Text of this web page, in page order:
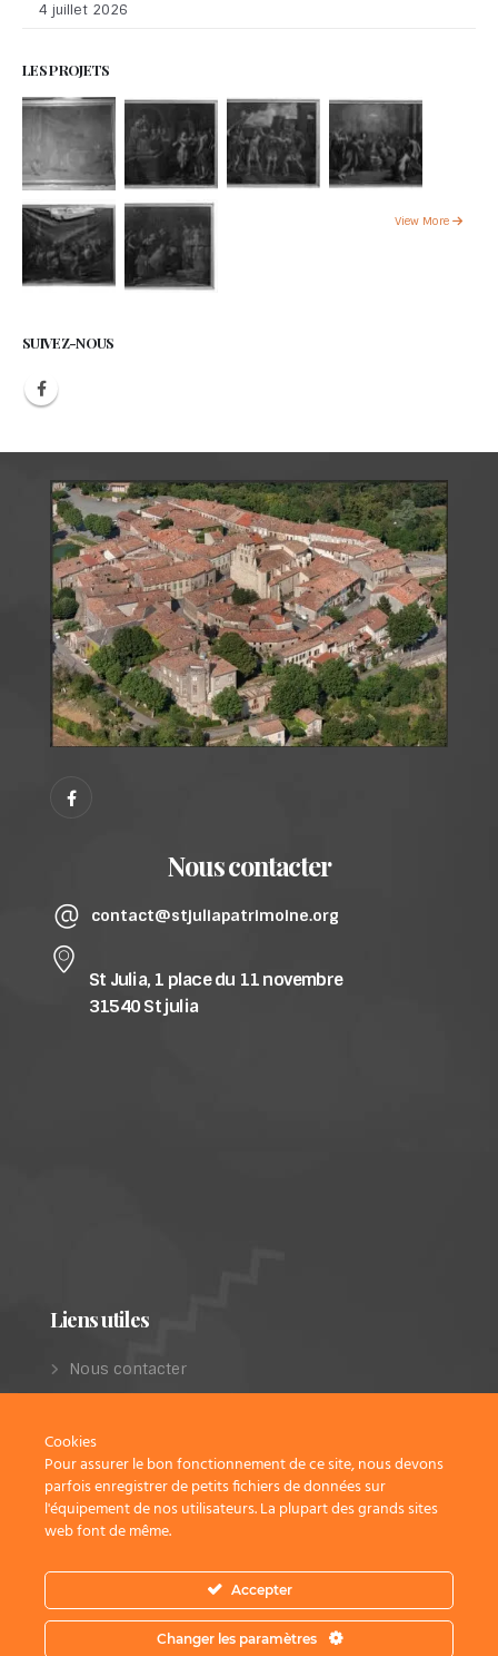
4 juillet 2026
LES PROJETS
View More
SUIVEZ-NOUS
Nous contacter
contact@stjuliapatrimoine.org
St Julia, 1 place du 11 novembre
31540 St julia
Liens utiles
Nous contacter
Dernières parutions
Infos légales
Politique de confidentialité
Association St Julia Patrimoine. © 2023. tous droits
réservés
Cookies
Pour assurer le bon fonctionnement de ce site, nous devons
parfois enregistrer de petits fichiers de données sur
l'équipement de nos utilisateurs. La plupart des grands sites
web font de même.
Accepter
Changer les paramètres